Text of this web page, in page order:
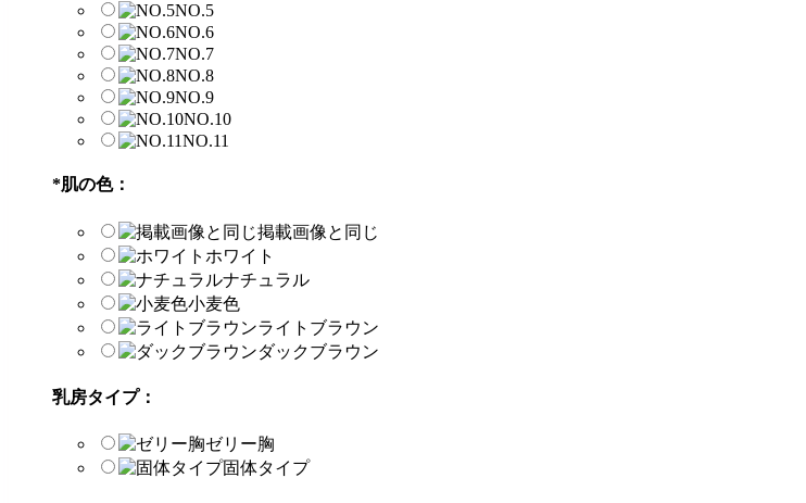
NO.5
NO.6
NO.7
NO.8
NO.9
NO.10
NO.11
*肌の色：
掲載画像と同じ
ホワイト
ナチュラル
小麦色
ライトブラウン
ダックブラウン
乳房タイプ：
ゼリー胸
固体タイプ